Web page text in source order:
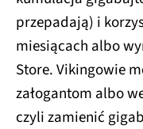
przepadają) i
miesiącach albo
Store. Vikingowie
załogantom albo
czyli zamienić